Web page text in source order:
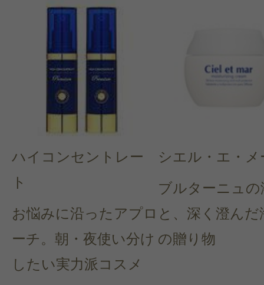
ハイコンセントレー
ト
お悩みに沿ったアプロ
ーチ。朝・夜使い分け
したい実力派コスメ
シエル・エ・メ
ブルターニュの
と、深く澄んだ
の贈り物